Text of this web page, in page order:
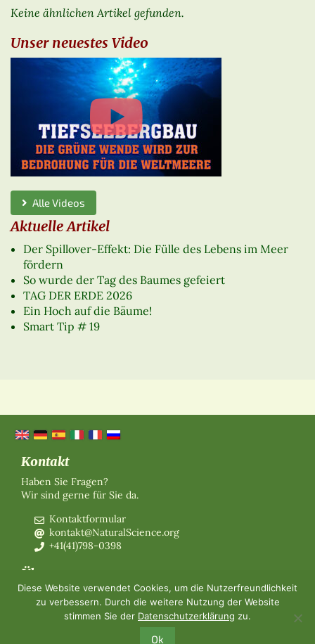
Keine ähnlichen Artikel gefunden.
Unser neuestes Video
Alle Videos
Aktuelle Artikel
Der Spillover-Effekt: Die Fülle des Lebens im Meer
fördern
So wurde der Tag des Baumes gefeiert
TAG DER ERDE 2026
Ein Hoch auf die Bäume!
Smart Tip # 19
Kontakt
Haben Sie Fragen?
Wir sind gerne für Sie da.
Kontaktformular
kontakt@NaturalScience.org
+41(41)798-0398
Über uns
Organisation
Mitgliedschaft
Über uns
Diese Website verwendet Cookies, um die Nutzerfreundlichkeit
zu verbessern. Durch die weitere Nutzung der Website
stimmen Sie der Datenschutzerklärung zu.
Ok